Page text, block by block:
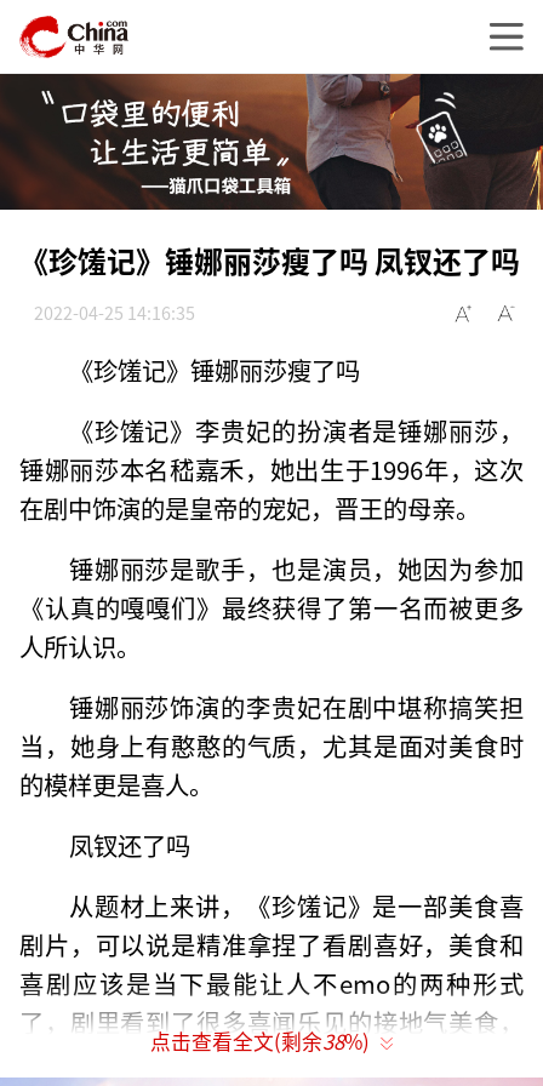
《珍馐记》锤娜丽莎瘦了吗 凤钗还了吗
2022-04-25 14:16:35
《珍馐记》锤娜丽莎瘦了吗
《珍馐记》李贵妃的扮演者是锤娜丽莎，
锤娜丽莎本名嵇嘉禾，她出生于1996年，这次
在剧中饰演的是皇帝的宠妃，晋王的母亲。
锤娜丽莎是歌手，也是演员，她因为参加
《认真的嘎嘎们》最终获得了第一名而被更多
人所认识。
锤娜丽莎饰演的李贵妃在剧中堪称搞笑担
当，她身上有憨憨的气质，尤其是面对美食时
的模样更是喜人。
凤钗还了吗
从题材上来讲，《珍馐记》是一部美食喜
剧片，可以说是精准拿捏了看剧喜好，美食和
喜剧应该是当下最能让人不emo的两种形式
了，剧里看到了很多喜闻乐见的接地气美食，
炒鸡蛋、包菜、烤地瓜之类的美食，但在镜头
点击查看全文(剩余38%)